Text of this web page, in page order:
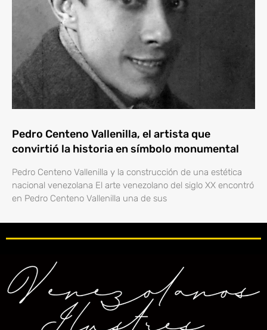
Pedro Centeno Vallenilla, el artista que
convirtió la historia en símbolo monumental
Pedro Centeno Vallenilla y la construcción de una estética
nacional venezolana El arte venezolano del siglo XX encontró
en Pedro Centeno Vallenilla una de sus